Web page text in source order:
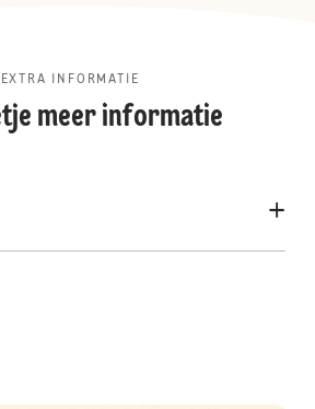
EXTRA INFORMATIE
meer informatie